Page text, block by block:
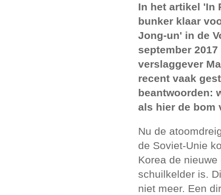
In het artikel 'In
bunker klaar
Jong-un' in de
september
verslaggever
recent vaak
beantwoorden:
als hier de bom
Nu de
de Soviet-Unie
Korea de
schuilkelder is.
niet meer. Een